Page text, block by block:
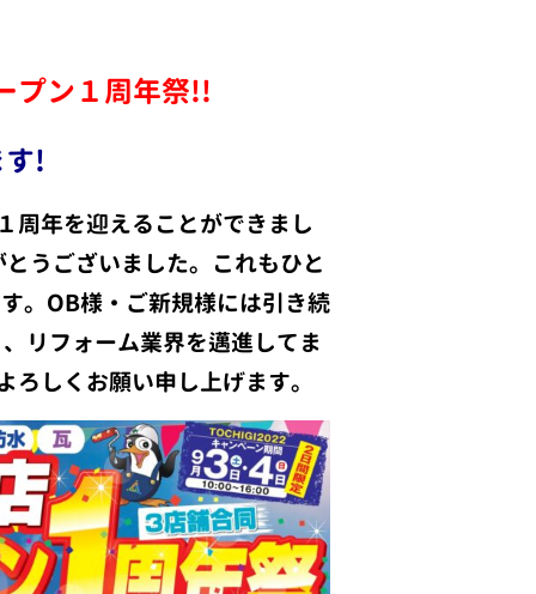
プン１周年祭!!
!
周年を迎えることができまし
うございました。これもひと
。OB様・ご新規様には引き続
リフォーム業界を邁進してま
しくお願い申し上げます。